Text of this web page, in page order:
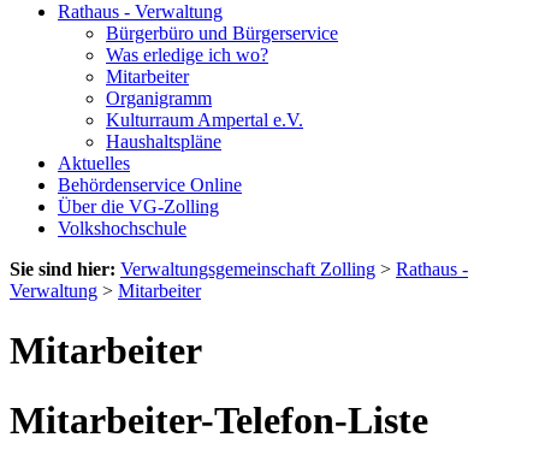
Rathaus - Verwaltung
Bürgerbüro und Bürgerservice
Was erledige ich wo?
Mitarbeiter
Organigramm
Kulturraum Ampertal e.V.
Haushaltspläne
Aktuelles
Behördenservice Online
Über die VG-Zolling
Volkshochschule
Sie sind hier: Verwaltungsgemeinschaft Zolling > Rathaus -
Verwaltung > Mitarbeiter
Mitarbeiter
Mitarbeiter-Telefon-Liste